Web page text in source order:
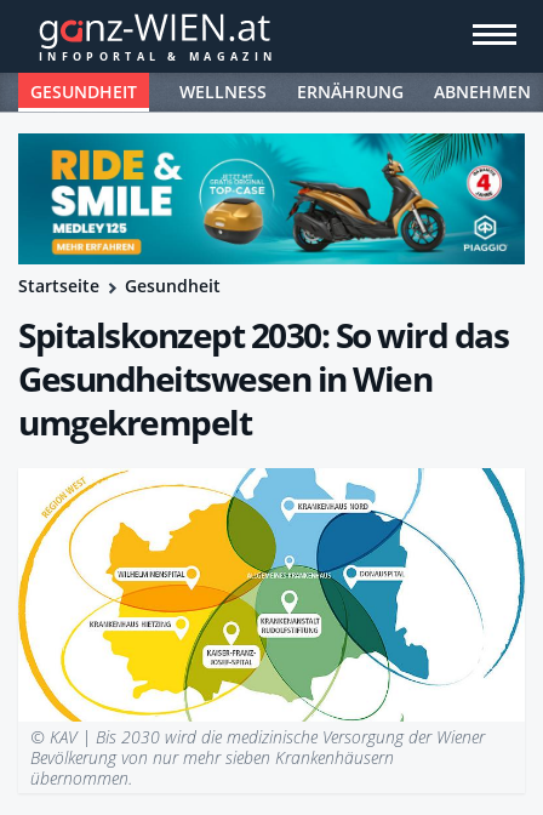
GESUNDHEIT WELLNESS ERNÄHRUNG ABNEHMEN
Startseite Gesundheit
Spitalskonzept 2030: So wird das
Gesundheitswesen in Wien
umgekrempelt
© KAV | Bis 2030 wird die medizinische Versorgung der Wiener
Bevölkerung von nur mehr sieben Krankenhäusern
übernommen.